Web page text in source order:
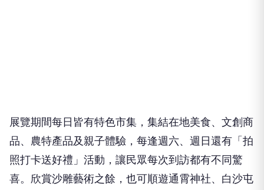
展覽期間每日皆有特色市集，集結在地美食、文創商
品、農特產品及親子體驗，每逢週六、週日還有「拍
照打卡送好禮」活動，讓民眾每次到訪都有不同驚
喜。欣賞沙雕藝術之餘，也可順遊通霄神社、白沙屯